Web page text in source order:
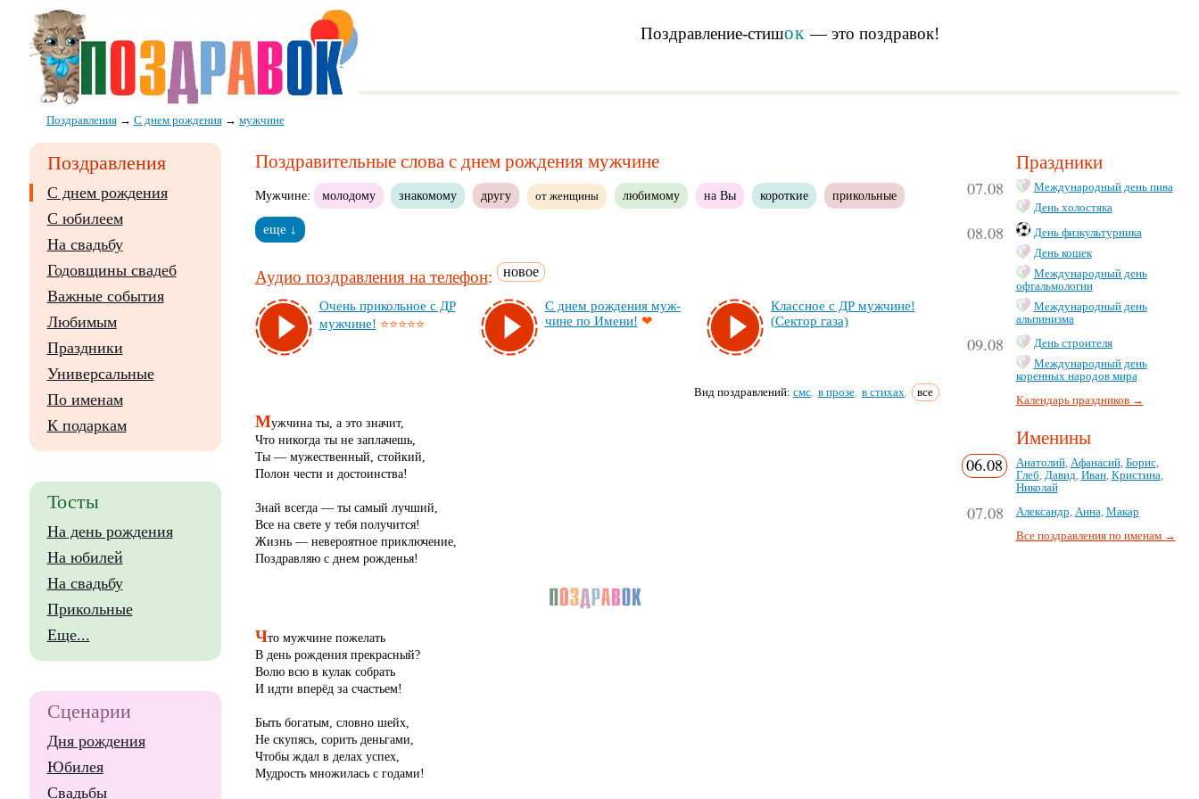
Поздравление-стишок — это поздравок!
Поздравления→ С днем рождения→ мужчине
Поздравительные слова с днем рождения мужчине
Мужчине: молодому знакомому другу от женщины любимому на Вы короткие прикольные
еще ↓
Аудио поздравления на телефон: новое
Очень при­коль­ное с ДР
муж­чи­не! ⭐⭐⭐⭐⭐
С днем рож­де­ния муж­
чи­не по Име­ни! ❤
Клас­сное с ДР муж­чи­не!
(Сек­тор га­за)
Вид поздравлений: смс, в прозе, в стихах все
Мужчина ты, а это значит,
Что никогда ты не заплачешь,
Ты — мужественный, стойкий,
Полон чести и достоинства!
Знай всегда — ты самый лучший,
Все на свете у тебя получится!
Жизнь — невероятное приключение,
Поздравляю с днем рожденья!
Что мужчине пожелать
В день рождения прекрасный?
Волю всю в кулак собрать
И идти вперёд за счастьем!
Быть богатым, словно шейх,
Не скупясь, сорить деньгами,
Чтобы ждал в делах успех,
Мудрость множилась с годами!
Поздравления
С днем рождения
С юбилеем
На свадьбу
Годовщины свадеб
Важные события
Любимым
Праздники
Универсальные
По именам
К подаркам
Тосты
На день рождения
На юбилей
На свадьбу
Прикольные
Еще...
Сценарии
Дня рождения
Юбилея
Свадьбы
Праздники
07.08
Международный день пива
День холостяка
08.08
День физкультурника
День кошек
Международный день
офтальмологии
Международный день
альпинизма
09.08
День строителя
Международный день
коренных народов мира
Календарь праздников →
Именины
06.08 Анатолий, Афанасий, Борис,
Глеб, Давид, Иван, Кристина,
Николай
07.08 Александр, Анна, Макар
Все поздравления по именам →